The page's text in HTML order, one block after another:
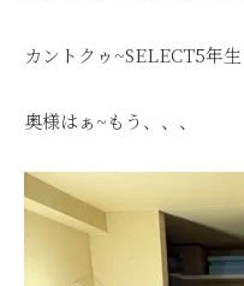
カントクゥ~SELECT5年
奥様はぁ~もう、、、